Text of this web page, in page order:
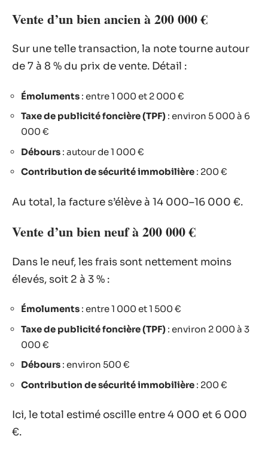
Vente d’un bien ancien à 200 000 €
Sur une telle transaction, la note tourne autour
de 7 à 8 % du prix de vente. Détail :
Émoluments : entre 1 000 et 2 000 €
Taxe de publicité foncière (TPF) : environ 5 000 à 6
000 €
Débours : autour de 1 000 €
Contribution de sécurité immobilière : 200 €
Au total, la facture s’élève à 14 000–16 000 €.
Vente d’un bien neuf à 200 000 €
Dans le neuf, les frais sont nettement moins
élevés, soit 2 à 3 % :
Émoluments : entre 1 000 et 1 500 €
Taxe de publicité foncière (TPF) : environ 2 000 à 3
000 €
Débours : environ 500 €
Contribution de sécurité immobilière : 200 €
Ici, le total estimé oscille entre 4 000 et 6 000
€.